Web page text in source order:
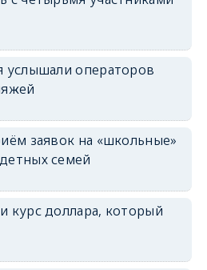
услышали операторов
заявок на «школьные»
семей
курс доллара, который